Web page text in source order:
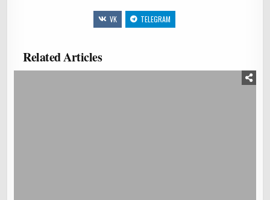
VK TELEGRAM
Related Articles